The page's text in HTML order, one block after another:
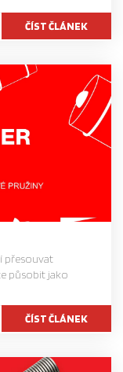
ČÍST ČLÁNEK
přesouvat
působit jako
ČÍST ČLÁNEK